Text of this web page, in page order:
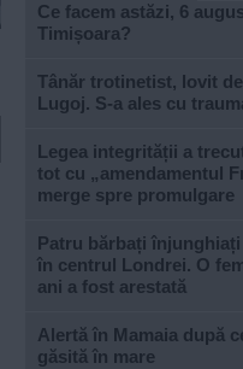
Ce facem astăzi, 6
Timișoara?
Tânăr trotinetist, lovit
Lugoj. S-a ales cu
Legea integrității a
tot cu „amendamentul
merge spre promulgare
Patru bărbați
în centrul Londrei. O
ani a fost arestată
Alertă în Mamaia după
găsită în mare